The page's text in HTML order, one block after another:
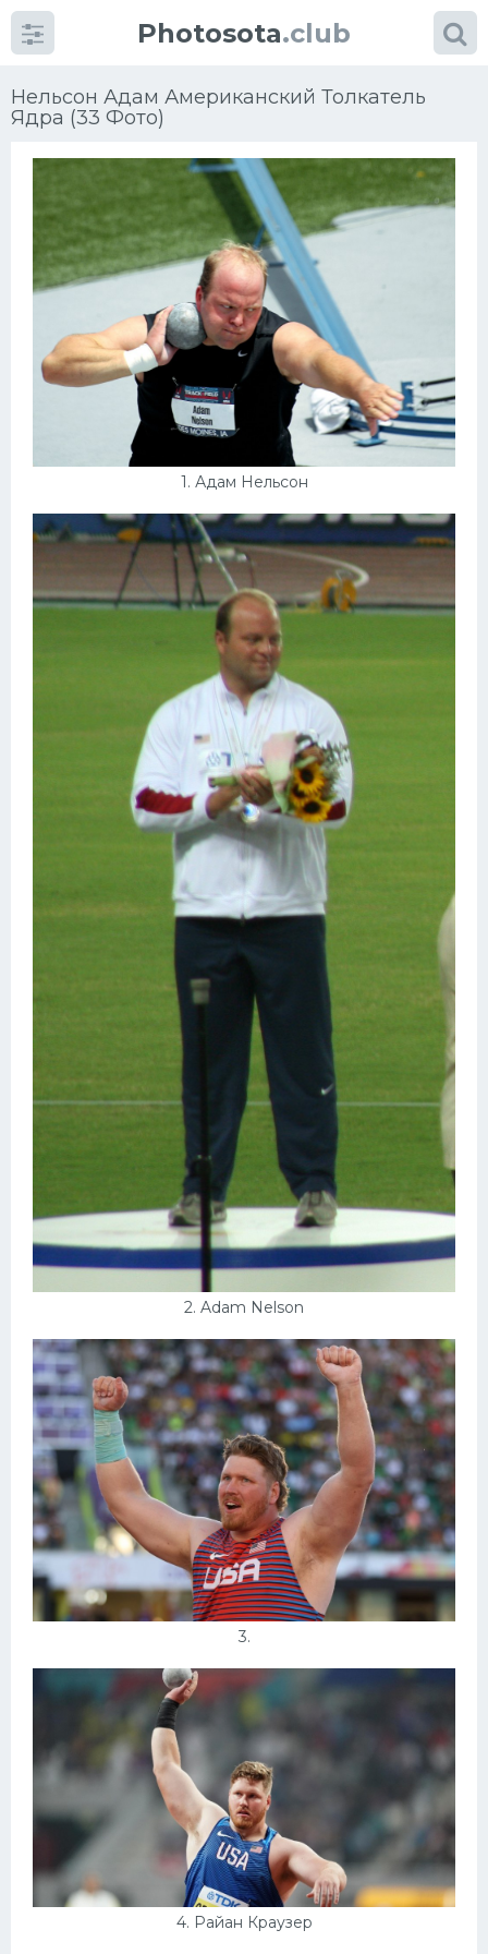
Photosota.club
Нельсон Адам Американский Толкатель
Ядра (33 Фото)
1. Адам Нельсон
2. Adam Nelson
3.
4. Райан Краузер
Категории Фото
Много картинок...
Футбол
Конькобежный спорт
Интерьеры квартир